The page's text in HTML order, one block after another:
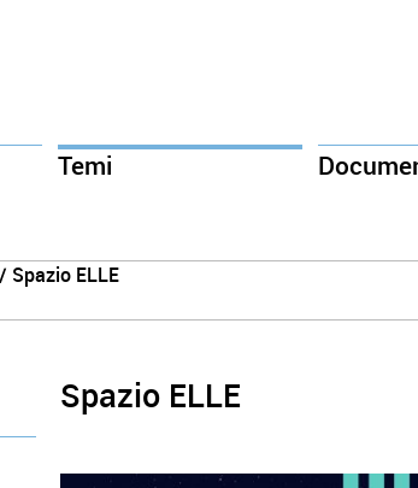
Temi
ELLE
Spazio ELLE